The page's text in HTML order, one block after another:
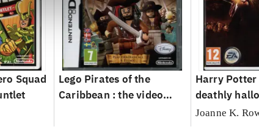
Squad
Lego Pirates of the
Caribbean : the video
Harry
deathly
Joanne K.